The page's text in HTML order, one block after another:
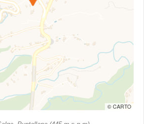
© CARTO